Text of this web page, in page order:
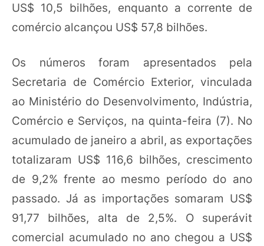
US$ 10,5 bilhões, enquanto a corrente de
comércio alcançou US$ 57,8 bilhões.
Os números foram apresentados pela
Secretaria de Comércio Exterior, vinculada
ao Ministério do Desenvolvimento, Indústria,
Comércio e Serviços, na quinta-feira (7). No
acumulado de janeiro a abril, as exportações
totalizaram US$ 116,6 bilhões, crescimento
de 9,2% frente ao mesmo período do ano
passado. Já as importações somaram US$
91,77 bilhões, alta de 2,5%. O superávit
comercial acumulado no ano chegou a US$